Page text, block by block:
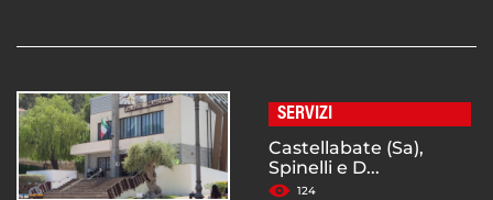
SERVIZI
Castellabate (Sa),
Spinelli e D...
124